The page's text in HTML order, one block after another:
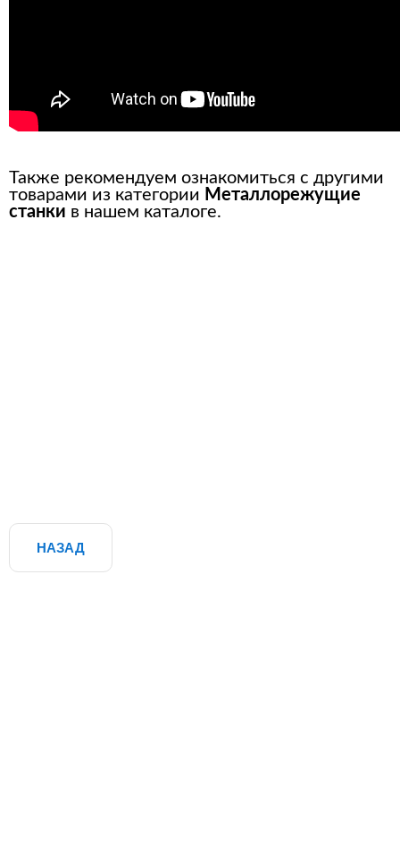
Также рекомендуем ознакомиться с другими
товарами из категории Металлорежущие
станки в нашем каталоге.
НАЗАД